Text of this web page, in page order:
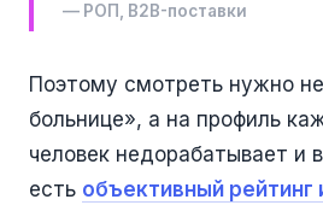
— РОП, B2B-поставки
Поэтому смотреть нужно
больнице», а на профиль
человек недорабатывает и
есть объективный рейтинг